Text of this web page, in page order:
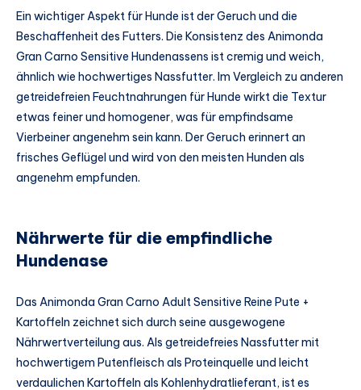
Ein wichtiger Aspekt für Hunde ist der Geruch und die
Beschaffenheit des Futters. Die Konsistenz des Animonda
Gran Carno Sensitive Hundenassens ist cremig und weich,
ähnlich wie hochwertiges Nassfutter. Im Vergleich zu anderen
getreidefreien Feuchtnahrungen für Hunde wirkt die Textur
etwas feiner und homogener, was für empfindsame
Vierbeiner angenehm sein kann. Der Geruch erinnert an
frisches Geflügel und wird von den meisten Hunden als
angenehm empfunden.
Nährwerte für die empfindliche
Hundenase
Das Animonda Gran Carno Adult Sensitive Reine Pute +
Kartoffeln zeichnet sich durch seine ausgewogene
Nährwertverteilung aus. Als getreidefreies Nassfutter mit
hochwertigem Putenfleisch als Proteinquelle und leicht
verdaulichen Kartoffeln als Kohlenhydratlieferant, ist es